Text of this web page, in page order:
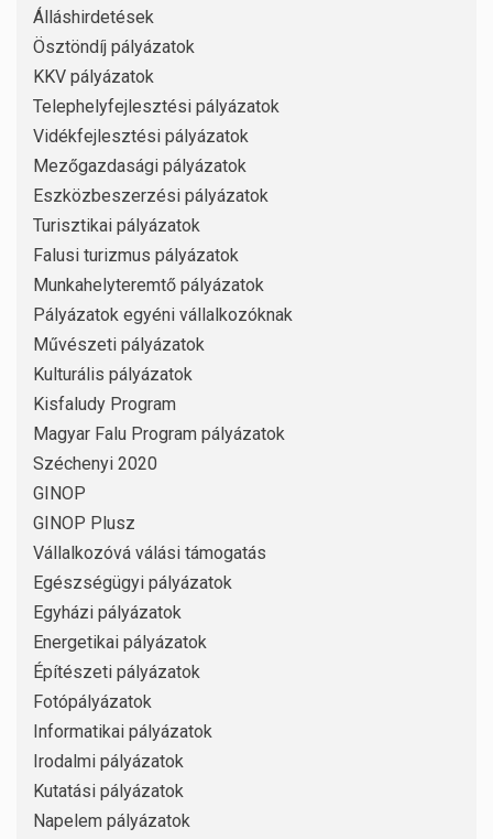
Álláshirdetések
Ösztöndíj pályázatok
KKV pályázatok
Telephelyfejlesztési pályázatok
Vidékfejlesztési pályázatok
Mezőgazdasági pályázatok
Eszközbeszerzési pályázatok
Turisztikai pályázatok
Falusi turizmus pályázatok
Munkahelyteremtő pályázatok
Pályázatok egyéni vállalkozóknak
Művészeti pályázatok
Kulturális pályázatok
Kisfaludy Program
Magyar Falu Program pályázatok
Széchenyi 2020
GINOP
GINOP Plusz
Vállalkozóvá válási támogatás
Egészségügyi pályázatok
Egyházi pályázatok
Energetikai pályázatok
Építészeti pályázatok
Fotópályázatok
Informatikai pályázatok
Irodalmi pályázatok
Kutatási pályázatok
Napelem pályázatok